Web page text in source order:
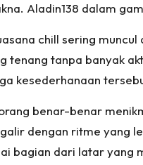
Aladin138 dalam
chill sering
tenang tanpa banyak
kesederhanaan
benar-benar
dengan ritme yang
bagian dari latar yang